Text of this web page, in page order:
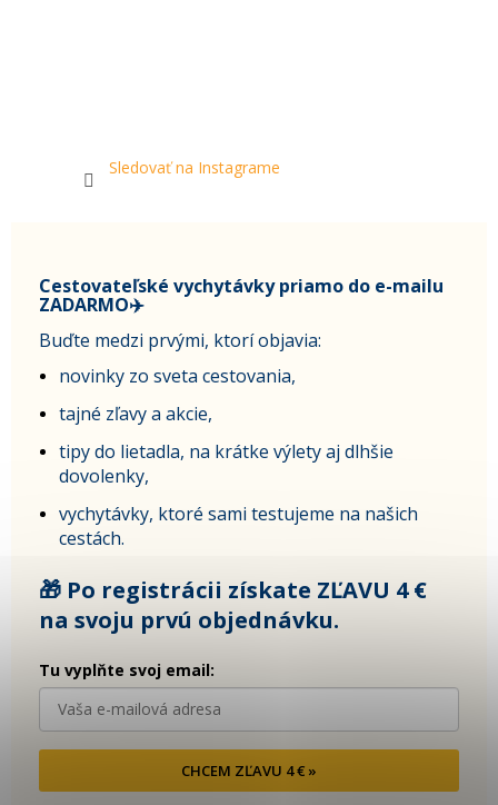
Sledovať na Instagrame
Cestovateľské vychytávky priamo do e-mailu
ZADARMO✈️
Buďte medzi prvými, ktorí objavia:
novinky zo sveta cestovania,
tajné zľavy a akcie,
tipy do lietadla, na krátke výlety aj dlhšie
dovolenky,
vychytávky, ktoré sami testujeme na našich
cestách.
🎁 Po registrácii získate ZĽAVU 4 €
na svoju prvú objednávku.
Tu vyplňte svoj email:
CHCEM ZĽAVU 4 € »